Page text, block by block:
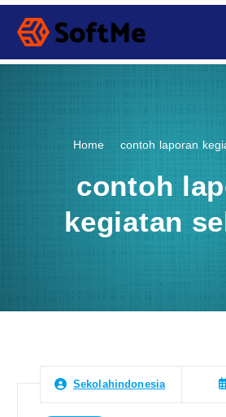
S
p
Home contoh laporan
contoh
kegiatan
Sekolahindonesia